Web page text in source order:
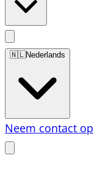
🇳🇱Nederlands
Neem contact op